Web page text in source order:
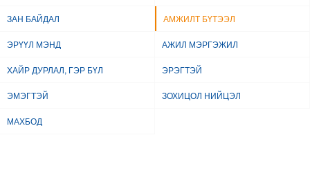
ЗАН БАЙДАЛ АМЖИЛТ БҮТЭЭЛ
ЭРҮҮЛ МЭНД АЖИЛ МЭРГЭЖИЛ
ХАЙР ДУРЛАЛ, ГЭР БҮЛ ЭРЭГТЭЙ
ЭМЭГТЭЙ ЗОХИЦОЛ НИЙЦЭЛ
МАХБОД